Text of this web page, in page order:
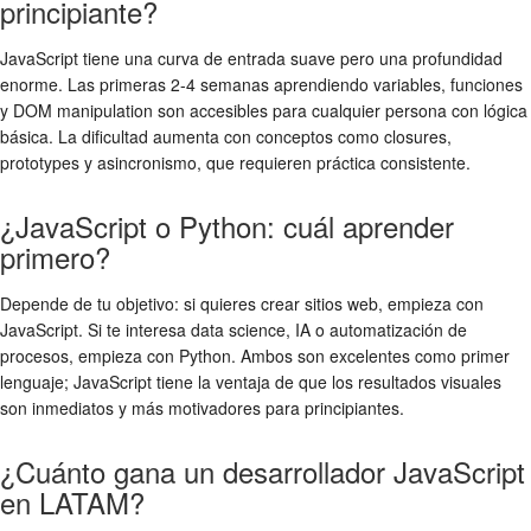
principiante?
JavaScript tiene una curva de entrada suave pero una profundidad
enorme. Las primeras 2-4 semanas aprendiendo variables, funciones
y DOM manipulation son accesibles para cualquier persona con lógica
básica. La dificultad aumenta con conceptos como closures,
prototypes y asincronismo, que requieren práctica consistente.
¿JavaScript o Python: cuál aprender
primero?
Depende de tu objetivo: si quieres crear sitios web, empieza con
JavaScript. Si te interesa data science, IA o automatización de
procesos, empieza con Python. Ambos son excelentes como primer
lenguaje; JavaScript tiene la ventaja de que los resultados visuales
son inmediatos y más motivadores para principiantes.
¿Cuánto gana un desarrollador JavaScript
en LATAM?